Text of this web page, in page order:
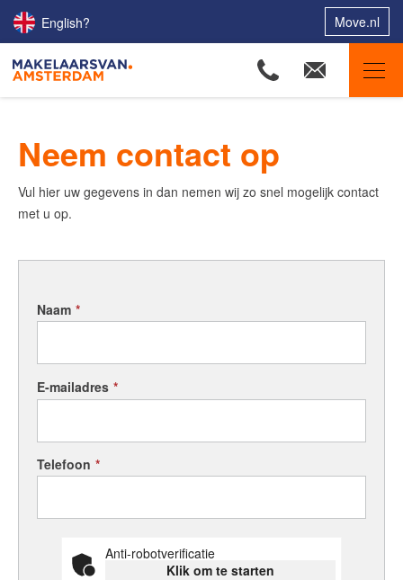
English? Move.nl
Ons aanbod
Woningzoekers
Onze makelaars
Huis kopen
Onze diensten
Word jij onze nieuwe makelaar?
Woning Waarde Adviesdagen
Neem contact op
Vul hier uw gegevens in dan nemen wij zo snel mogelijk contact
met u op.
Naam *
E-mailadres *
Telefoon *
Anti-robotverificatie
Klik om te starten